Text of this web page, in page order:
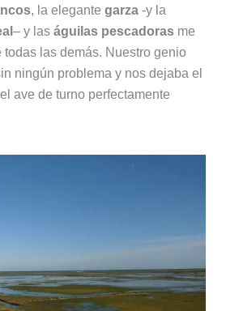
, la elegante garza-y la
– y las águilas pescadorasme
todas las demás. Nuestro genio
ningún problema y nos dejaba el
ave de turno perfectamente